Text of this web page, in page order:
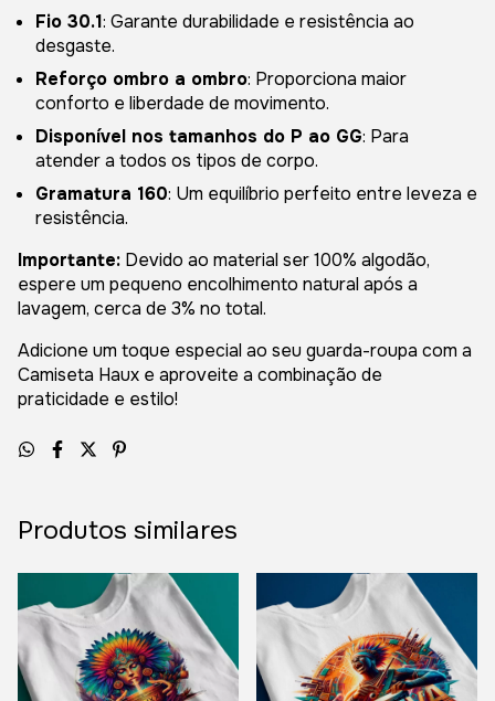
Fio 30.1: Garante durabilidade e resistência ao
desgaste.
Reforço ombro a ombro: Proporciona maior
conforto e liberdade de movimento.
Disponível nos tamanhos do P ao GG: Para
atender a todos os tipos de corpo.
Gramatura 160: Um equilíbrio perfeito entre leveza e
resistência.
Importante: Devido ao material ser 100% algodão,
espere um pequeno encolhimento natural após a
lavagem, cerca de 3% no total.
Adicione um toque especial ao seu guarda-roupa com a
Camiseta Haux e aproveite a combinação de
praticidade e estilo!
Produtos similares